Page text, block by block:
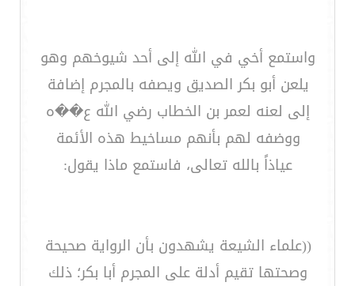
واستمع أخي في الله إلى أحد شيوخهم وهو
يلعن أبو بكر الصديق ويصفه بالمجرم إضافة
إلى لعنه لعمر بن الخطاب رضي الله ع��ه
ووضفه لهم بأنهم مساخيط هذه الأئمة
عياذاً بالله تعالى، فاستمع ماذا يقول:
((علماء الشيعة يشهدون بأن الرواية صحيحة
وصحتها تقيم أدلة على المجرم أبا بكر؛ ذلك